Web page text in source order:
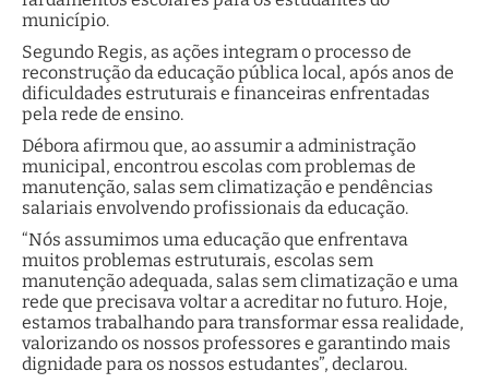
município.
Segundo Regis, as ações integram o processo de
reconstrução da educação pública local, após anos de
dificuldades estruturais e financeiras enfrentadas
pela rede de ensino.
Débora afirmou que, ao assumir a administração
municipal, encontrou escolas com problemas de
manutenção, salas sem climatização e pendências
salariais envolvendo profissionais da educação.
“Nós assumimos uma educação que enfrentava
muitos problemas estruturais, escolas sem
manutenção adequada, salas sem climatização e uma
rede que precisava voltar a acreditar no futuro. Hoje,
estamos trabalhando para transformar essa realidade,
valorizando os nossos professores e garantindo mais
dignidade para os nossos estudantes”, declarou.